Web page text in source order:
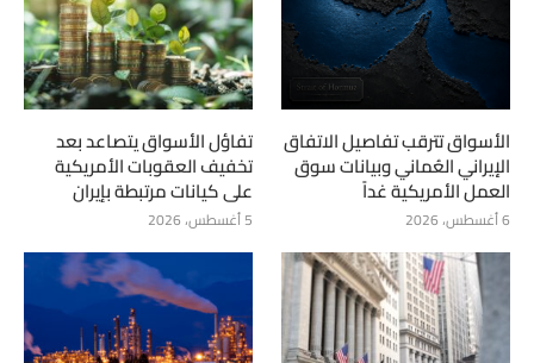
الأسواق تترقب تفاصيل الاتفاق
الإيراني العُماني وبيانات سوق
العمل الأمريكية غداً
6 أغسطس، 2026
تفاؤل الأسواق يتصاعد بعد
تخفيف العقوبات الأمريكية
على كيانات مرتبطة بإيران
5 أغسطس، 2026